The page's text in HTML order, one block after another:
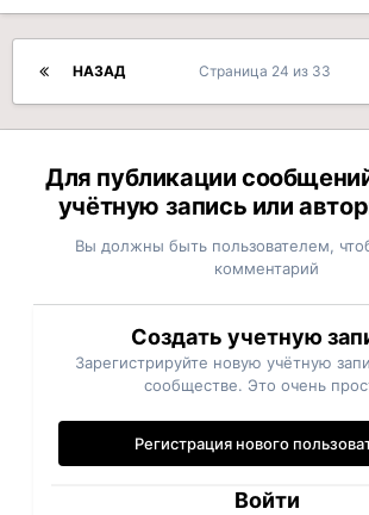
НАЗАД Страница 24 из 33
Для публикации
учётную запись или
Вы должны быть пользователем,
комментарий
Создать учетную
Зарегистрируйте новую учётную
сообществе. Это очень
Регистрация нового
Войти